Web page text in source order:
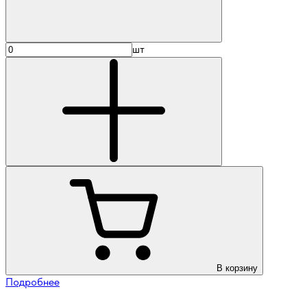
шт
В корзину
Подробнее